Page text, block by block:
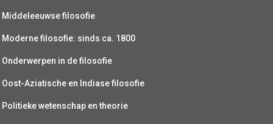
Middeleeuwse filosofie
Moderne filosofie: sinds ca. 1800
Onderwerpen in de filosofie
Oost-Aziatische en Indiase filosofie
Politieke wetenschap en theorie